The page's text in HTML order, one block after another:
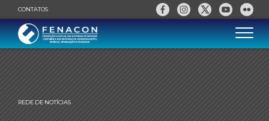
CONTATOS
REDE DE NOTÍCIAS